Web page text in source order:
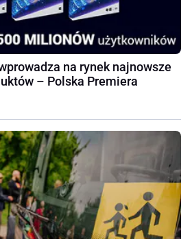
na rynek najnowsze
– Polska Premiera